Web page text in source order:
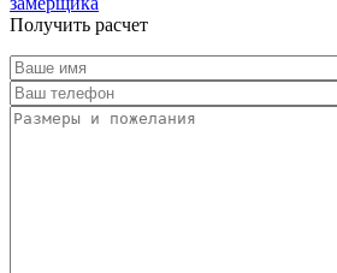
Получить расчет